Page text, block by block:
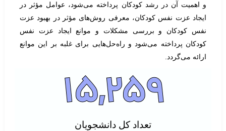
و اهمیت آن در رشد کودکان پرداخته می‌شود، عوامل مؤثر در
ایجاد عزت نفس کودکان، معرفی روش‌های مؤثر در بهبود عزت
نفس کودکان و بررسی مشکلات و موانع ایجاد عزت نفس
کودکان پرداخته می‌شود و راه‌حل‌هایی برای غلبه بر این موانع
ارائه می‌گردد.
تعداد کل دانشجویان
15,259